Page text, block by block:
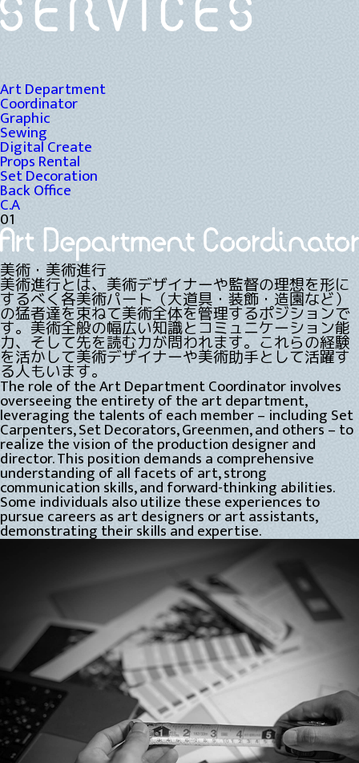
Art Department
Coordinator
Graphic
Sewing
Digital Create
Props Rental
Set Decoration
Back Office
C.A
01
美術・美術進行
美術進行とは、美術デザイナーや監督の理想を形に
するべく各美術パート（大道具・装飾・造園など）
の猛者達を束ねて美術全体を管理するポジションで
す。美術全般の幅広い知識とコミュニケーション能
力、そして先を読む力が問われます。これらの経験
を活かして美術デザイナーや美術助手として活躍す
る人もいます。
The role of the Art Department Coordinator involves
overseeing the entirety of the art department,
leveraging the talents of each member – including Set
Carpenters, Set Decorators, Greenmen, and others – to
realize the vision of the production designer and
director. This position demands a comprehensive
understanding of all facets of art, strong
communication skills, and forward-thinking abilities.
Some individuals also utilize these experiences to
pursue careers as art designers or art assistants,
demonstrating their skills and expertise.